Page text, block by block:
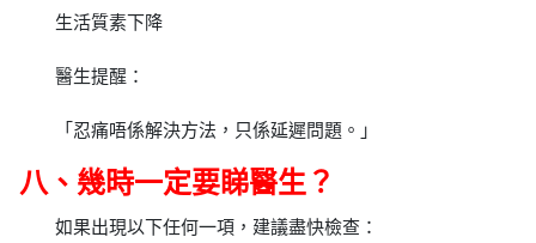
生活質素下降
醫生提醒：
「忍痛唔係解決方法，只係延遲問題。」
八、幾時一定要睇醫生？
如果出現以下任何一項，建議盡快檢查：